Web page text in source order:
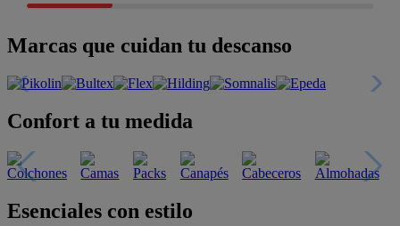
Marcas que cuidan tu descanso
Confort a tu medida
Esenciales con estilo